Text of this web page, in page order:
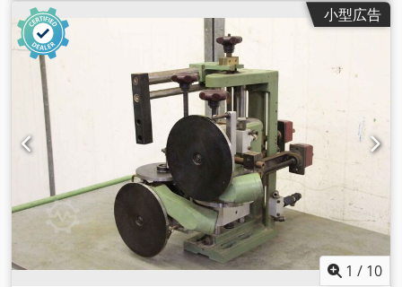
シン、エッジバンディングマシン用スクレーパー Crjdob Sc
Stspfx Ah Ijf -HOMAGフィニッシングユニットは、エッジオー
バーハングの外観を最適化するために、フライス加工されたエ
ッジを滑らかにします。 -2面トレース -上下からのスクレーパ
ー -数量：1台 -寸法：500/450/H650 mm -重量：60 kg
小型広告
1 / 10